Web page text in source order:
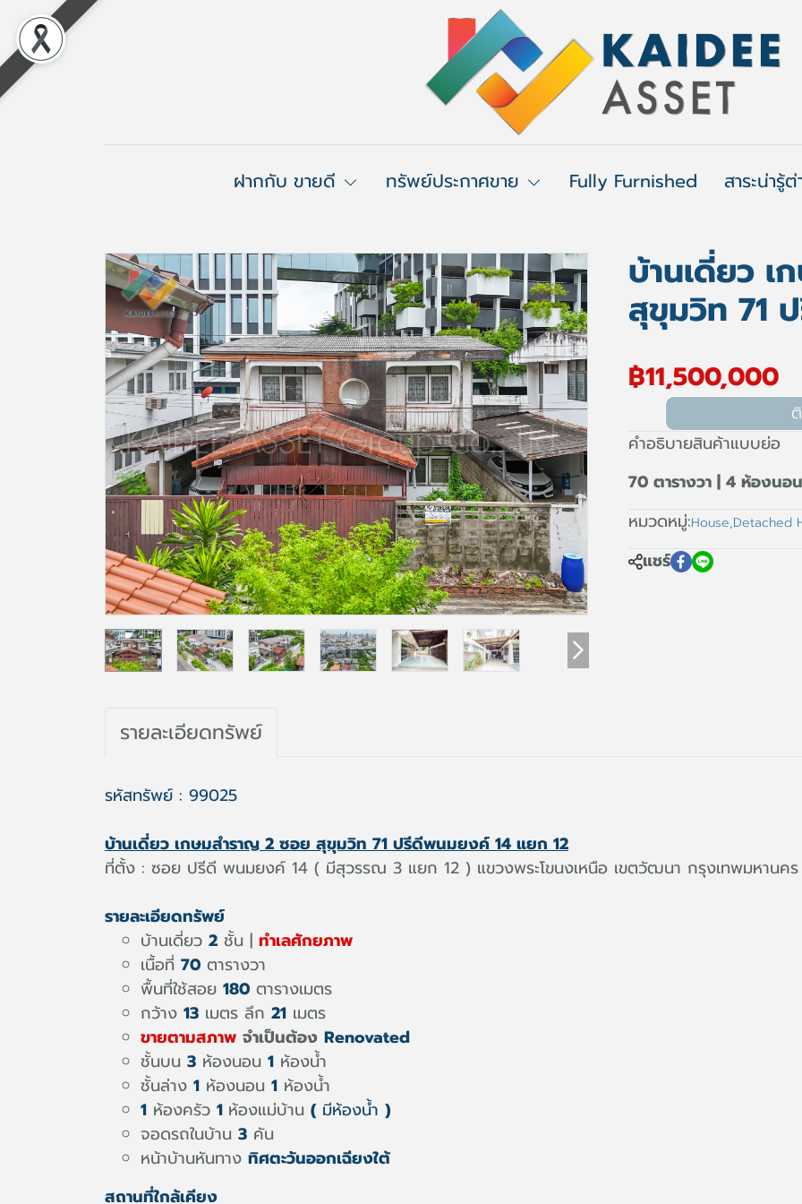
ฝากกับ ขายดี ทรัพย์ประกาศขาย Fully Furnished สาระน่ารู้
บ้านเดี่ยว
สุขุมวิท 71
฿11,500,000
คำอธิบายสินค้าแบบย่อ
70 ตารางวา | 4 ห้องนอ
หมวดหมู่:House,Detached
แชร์
รายละเอียดทรัพย์
รหัสทรัพย์ : 99025
บ้านเดี่ยว เกษมสำราญ 2 ซอย สุขุมวิท 71 ปรีดีพนมยงค์ 14 แยก 12
ที่ตั้ง : ซอย ปรีดี พนมยงค์ 14 ( มีสุวรรณ 3 แยก 12 ) แขวงพระโขนงเหนือ เขตวัฒนา กรุงเทพมหานคร
รายละเอียดทรัพย์
บ้านเดี่ยว 2 ชั้น | ทำเลศักยภาพ
เนื้อที่ 70 ตารางวา
พื้นที่ใช้สอย 180 ตารางเมตร
กว้าง 13 เมตร ลึก 21 เมตร
ขายตามสภาพ จำเป็นต้อง Renovated
ชั้นบน 3 ห้องนอน 1 ห้องน้ำ
ชั้นล่าง 1 ห้องนอน 1 ห้องน้ำ
1 ห้องครัว 1 ห้องแม่บ้าน ( มีห้องน้ำ )
จอดรถในบ้าน 3 คัน
หน้าบ้านหันทาง ทิศตะวันออกเฉียงใต้
สถานที่ใกล้เคียง